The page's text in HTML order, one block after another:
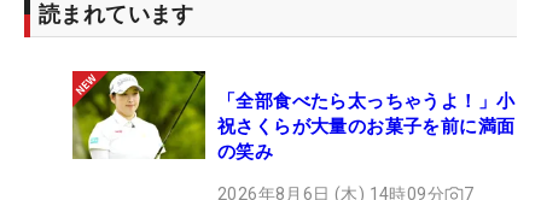
読まれています
「全部食べたら太っちゃうよ！」小
祝さくらが大量のお菓子を前に満面
の笑み
2026年8月6日 (木) 14時09分 7